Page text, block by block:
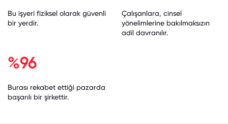
Bu işyeri fiziksel olarak güvenli
bir yerdir.
Çalışanlara, cinsel
yönelimlerine bakılmaksızın
adil davranılır.
%96
Burası rekabet ettiği pazarda
başarılı bir şirkettir.